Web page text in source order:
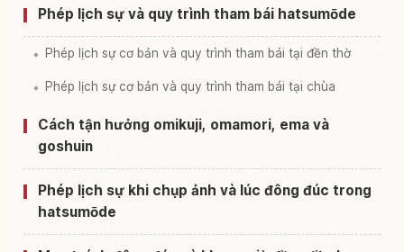
Phép lịch sự và quy trình tham bái hatsumōde
Phép lịch sự cơ bản và quy trình tham bái tại đền thờ
Phép lịch sự cơ bản và quy trình tham bái tại chùa
Cách tận hưởng omikuji, omamori, ema và
goshuin
Phép lịch sự khi chụp ảnh và lúc đông đúc trong
hatsumōde